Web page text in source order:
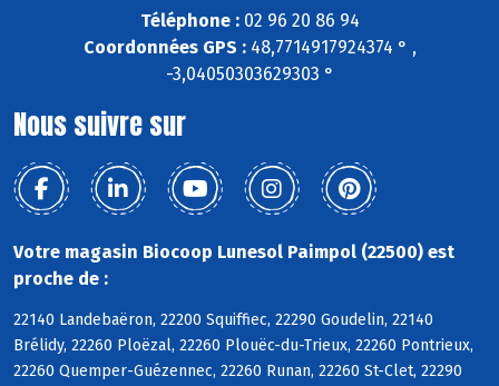
Téléphone :02 96 20 86 94
Coordonnées GPS :48,7714917924374 ° ,
-3,04050303629303 °
Nous suivre sur
Votre magasin Biocoop Lunesol Paimpol (22500) est
proche de :
22140 Landebaëron, 22200 Squiffiec, 22290 Goudelin, 22140
Brélidy, 22260 Ploëzal, 22260 Plouëc-du-Trieux, 22260 Pontrieux,
22260 Quemper-Guézennec, 22260 Runan, 22260 St-Clet, 22290